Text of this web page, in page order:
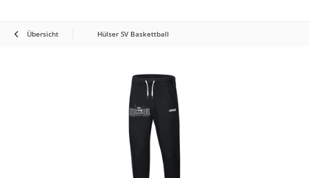
Übersicht Hülser SV Baskettball